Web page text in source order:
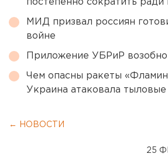
постепенно сократить ради
МИД призвал россиян
войне
Приложение УБРиР
Чем опасны ракеты
Украина атаковала
← НОВОСТИ
25